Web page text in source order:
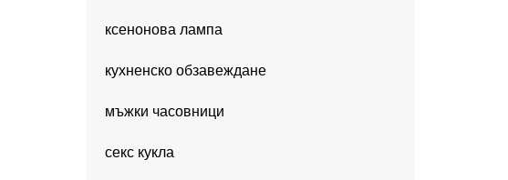
ксенонова лампа
кухненско обзавеждане
мъжки часовници
секс кукла